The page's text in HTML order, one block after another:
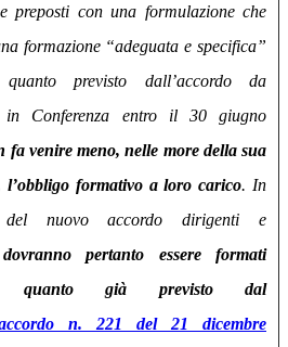
preposti con una formulazione che
formazione “adeguata e specifica”
quanto previsto dall’accordo da
in Conferenza entro il 30 giugno
fa venire meno, nelle more della sua
l’obbligo formativo a loro carico. In
del nuovo accordo dirigenti e
pertanto essere formati
quanto già previsto dal
n. 221 del 21 dicembre